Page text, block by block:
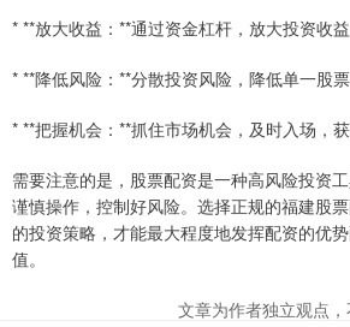
* **放大收益：**通过资金杠杆，放大投资收
* **降低风险：**分散投资风险，降低单一股票
* **把握机会：**抓住市场机会，及时入场，获
需要注意的是，股票配资是一种高风险投资
谨慎操作，控制好风险。选择正规的福建股
的投资策略，才能最大程度地发挥配资的优
值。
文章为作者独立观点